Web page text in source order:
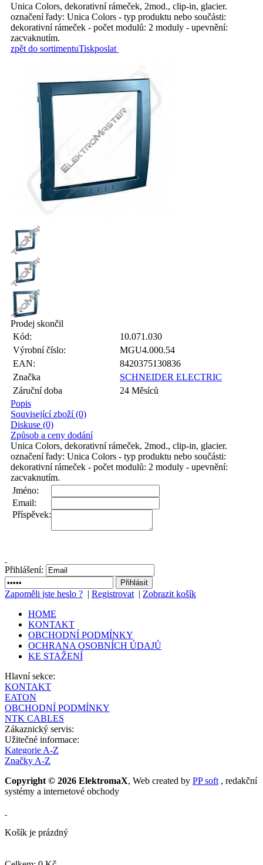
Unica Colors, dekorativní rámeček, 2mod., clip-in, glacier.
označení řady: Unica Colors - typ produktu nebo součásti:
dekorativní rámeček - počet modulů: 2 moduly - upevnění:
zacvaknutím.
zpět do sortimentuTiskposlat
Prodej skončil
Kód:
10.071.030
Výrobní číslo:
MGU4.000.54
EAN:
8420375130836
Značka
SCHNEIDER ELECTRIC
Záruční doba
24 Měsíců
Popis
Související zboží (0)
Diskuse (0)
Způsob a ceny dodání
Unica Colors, dekorativní rámeček, 2mod., clip-in, glacier.
označení řady: Unica Colors - typ produktu nebo součásti:
dekorativní rámeček - počet modulů: 2 moduly - upevnění:
zacvaknutím.
Jméno:
Email:
Příspěvek:
Přihlášení:
Zapoměli jste heslo ? | Registrovat | Zobrazit košík
HOME
KONTAKT
OBCHODNÍ PODMÍNKY
OCHRANA OSOBNÍCH ÚDAJŮ
KE STAŽENÍ
Hlavní sekce:
KONTAKT
EATON
OBCHODNÍ PODMÍNKY
NTK CABLES
Zákaznický servis:
Užitečné informace:
Kategorie A-Z
Značky A-Z
Copyright © 2026 ElektromaX, Web created by PP soft , redakční
systémy a internetové obchody
Košík je prázdný